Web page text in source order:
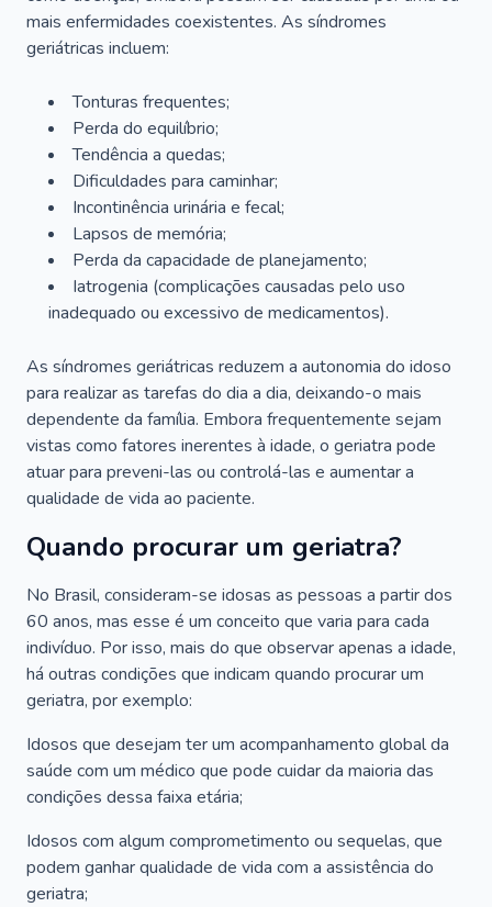
mais enfermidades coexistentes. As síndromes
geriátricas incluem:
Tonturas frequentes;
Perda do equilíbrio;
Tendência a quedas;
Dificuldades para caminhar;
Incontinência urinária e fecal;
Lapsos de memória;
Perda da capacidade de planejamento;
Iatrogenia (complicações causadas pelo uso
inadequado ou excessivo de medicamentos).
As síndromes geriátricas reduzem a autonomia do idoso
para realizar as tarefas do dia a dia, deixando-o mais
dependente da família. Embora frequentemente sejam
vistas como fatores inerentes à idade, o geriatra pode
atuar para preveni-las ou controlá-las e aumentar a
qualidade de vida ao paciente.
Quando procurar um geriatra?
No Brasil, consideram-se idosas as pessoas a partir dos
60 anos, mas esse é um conceito que varia para cada
indivíduo. Por isso, mais do que observar apenas a idade,
há outras condições que indicam quando procurar um
geriatra, por exemplo:
Idosos que desejam ter um acompanhamento global da
saúde com um médico que pode cuidar da maioria das
condições dessa faixa etária;
Idosos com algum comprometimento ou sequelas, que
podem ganhar qualidade de vida com a assistência do
geriatra;